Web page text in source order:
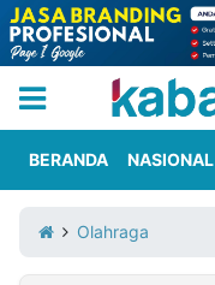
Iklan
Berita
Kami
BERANDA NASIONAL
Olahraga